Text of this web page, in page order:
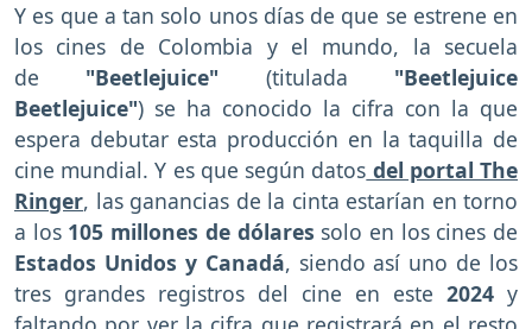
Y es que a tan solo unos días de que se estrene en
los cines de Colombia y el mundo, la secuela
de "Beetlejuice" (titulada "Beetlejuice
Beetlejuice") se ha conocido la cifra con la que
espera debutar esta producción en la taquilla de
cine mundial. Y es que según datos del portal The
Ringer, las ganancias de la cinta estarían en torno
a los 105 millones de dólares solo en los cines de
Estados Unidos y Canadá, siendo así uno de los
tres grandes registros del cine en este 2024 y